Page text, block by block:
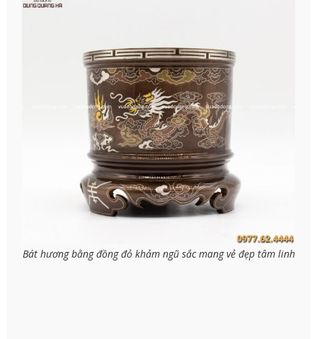
Bát hương bằng đồng đỏ khảm ngũ sắc mang vẻ đẹp tâm linh